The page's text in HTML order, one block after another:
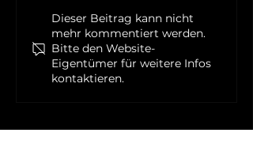
Foto der Woche 1.Quartal
Dieser Beitrag kann nicht
mehr kommentiert werden.
Bitte den Website-
Eigentümer für weitere Infos
kontaktieren.